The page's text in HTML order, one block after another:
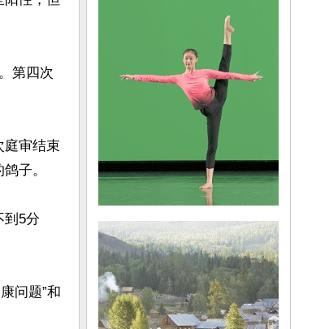
第四次
庭审结束
子。
到5分
问题”和